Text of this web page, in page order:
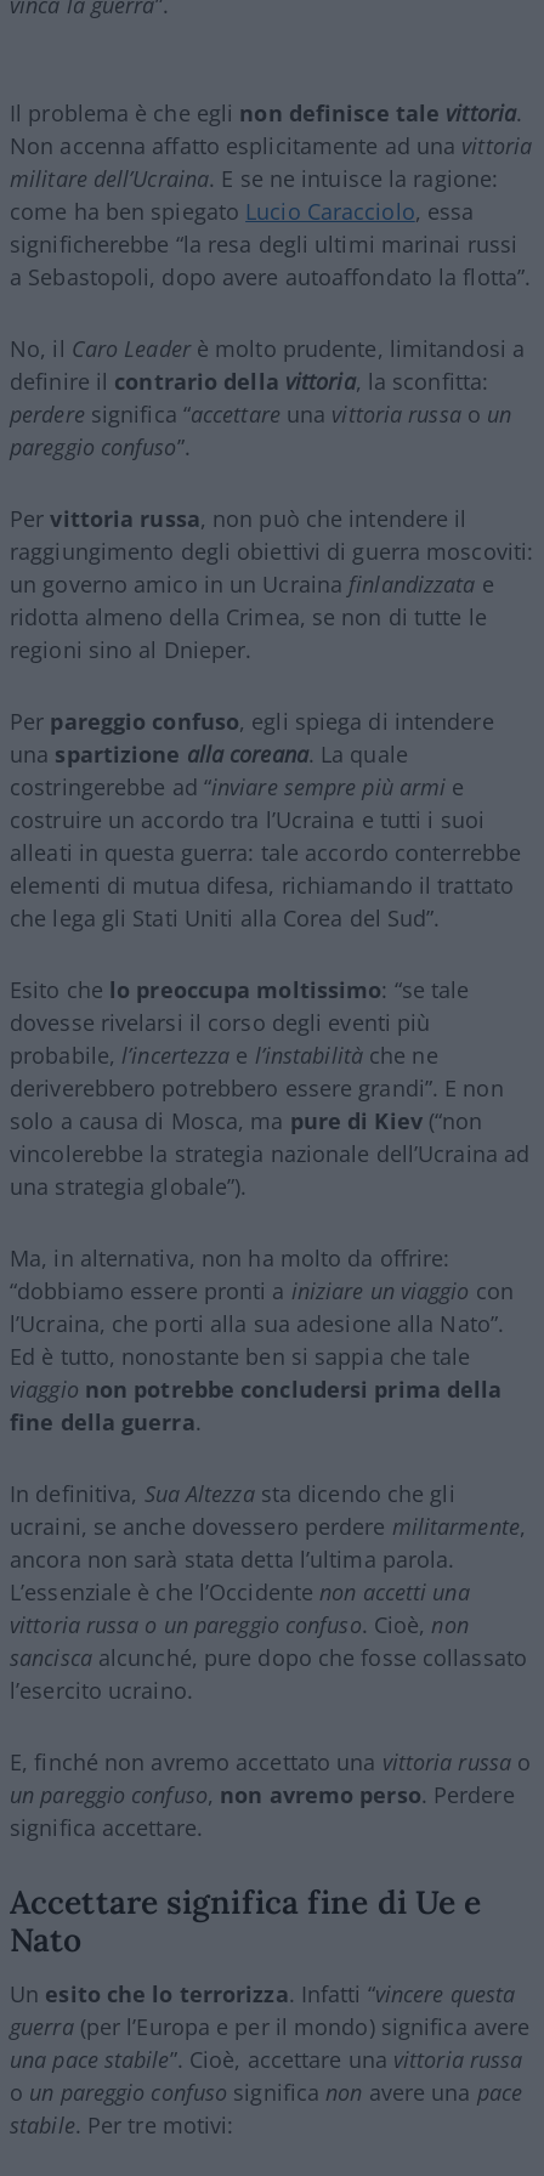
Il problema è che egli non definisce tale vittoria.
Non accenna affatto esplicitamente ad una vittoria
militare dell’Ucraina. E se ne intuisce la ragione:
come ha ben spiegato Lucio Caracciolo, essa
significherebbe “la resa degli ultimi marinai russi
a Sebastopoli, dopo avere autoaffondato la flotta”.
No, il Caro Leaderè molto prudente, limitandosi a
definire il contrario della vittoria, la sconfitta:
perdere significa “accettare una vittoria russao un
pareggio confuso”.
Pervittoria russa, non può che intendere il
raggiungimento degli obiettivi di guerra moscoviti:
un governo amico in un Ucraina finlandizzata e
ridotta almeno della Crimea, se non di tutte le
regioni sino al Dnieper.
Per pareggio confuso, egli spiega di intendere
una spartizione alla coreana. La quale
costringerebbe ad “inviare sempre più armi e
costruire un accordo tra l’Ucraina e tutti i suoi
alleati in questa guerra: tale accordo conterrebbe
elementi di mutua difesa, richiamando il trattato
che lega gli Stati Uniti alla Corea del Sud”.
Esito che lo preoccupa moltissimo: “se tale
dovesse rivelarsi il corso degli eventi più
probabile, l’incertezza e l’instabilitàche ne
deriverebbero potrebbero essere grandi”. E non
solo a causa di Mosca, ma pure di Kiev(“non
vincolerebbe la strategia nazionale dell’Ucraina ad
una strategia globale”).
Ma, in alternativa, non ha molto da offrire:
“dobbiamo essere pronti a iniziare un viaggio con
l’Ucraina, che porti alla sua adesione alla Nato”.
Ed è tutto, nonostante ben si sappia che tale
viaggio non potrebbe concludersi prima della
fine della guerra.
In definitiva, Sua Altezzasta dicendo che gli
ucraini, se anche dovessero perdere militarmente,
ancora non sarà stata detta l’ultima parola.
L’essenziale è che l’Occidente non accetti una
vittoria russa o un pareggio confuso. Cioè, non
sanciscaalcunché, pure dopo che fosse collassato
l’esercito ucraino.
E, finché non avremo accettato una vittoria russao
un pareggio confuso, non avremo perso. Perdere
significa accettare.
Accettare significa fine di Ue e
Nato
Un esito che lo terrorizza. Infatti “vincere questa
guerra(per l’Europa e per il mondo) significa avere
una pace stabile”. Cioè, accettare una vittoria russa
o un pareggio confuso significa non avere una pace
stabile. Per tre motivi: